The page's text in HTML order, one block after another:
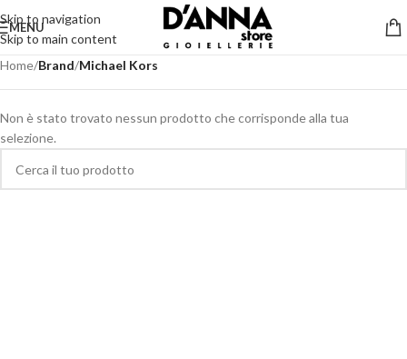
Skip to navigation
Skip to main content
MENU
Home/Brand/Michael Kors
Non è stato trovato nessun prodotto che corrisponde alla tua
selezione.